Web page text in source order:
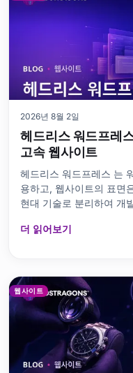
2026년 8월 2일
헤드리스 워드프레
고속 웹사이트
헤드리스 워드프레스 는
용하고, 웹사이트의 표면
현대 기술로 분리하여 개
더 읽어보기
웹사이트